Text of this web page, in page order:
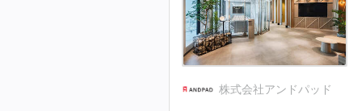
株式会社アンドパッド